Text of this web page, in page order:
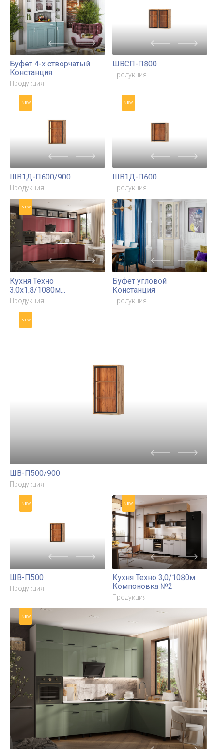
ШВГА-П400/360
Продукция
Буфет 4-х створчатый
Продукция
NEW
ШВСП-П800
NEW
ШВ1Д-П600/900
Продукция
NEW
ШВ1Д-П600
Продукция
Констанция
Продукция
ШВ-П500
Продукция
Кухня Техно 3,0/1080м
Компоновка №2
Продукция
NEW